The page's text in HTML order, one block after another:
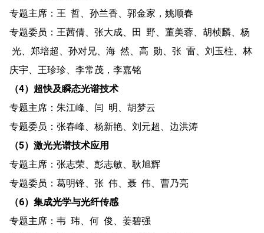
专题主席：王 哲、孙兰香、郭金家，姚顺春
专题委员：王茜倩、张大成、田 野、董美蓉、胡桢麟、杨
光、郑培超、孙对兄、海 然、高 勋、张 雷、刘玉柱、林
庆宇、王珍珍、李常茂，李嘉铭
（4）超快及瞬态光谱技术
专题主席：朱江峰、闫 明、胡梦云
专题委员：张春峰、杨新艳、刘元超、边洪涛
（5）激光光谱技术应用
专题主席：张志荣、彭志敏、耿旭辉
专题委员：葛明锋、张 伟、聂 伟、曹乃亮
（6）集成光学与光纤传感
专题主席：韦 玮、何 俊、姜碧强